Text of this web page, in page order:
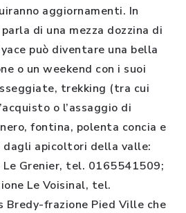
aggiornamenti. In
di una mezza dozzina di
può diventare una bella
o un weekend con i suoi
trekking (tra cui
o l’assaggio di
fontina, polenta concia e
apicoltori della valle:
Le Grenier, tel. 0165541509;
Le Voisinal, tel.
Bredy-frazione Pied Ville che